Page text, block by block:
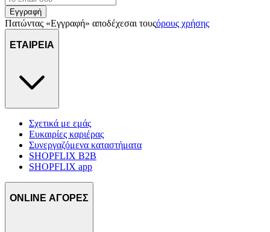
Εγγραφή
Πατώντας «Εγγραφή» αποδέχεσαι τουςόρους χρήσης
ΕΤΑΙΡΕΙΑ
Σχετικά με εμάς
Ευκαιρίες καριέρας
Συνεργαζόμενα καταστήματα
SHOPFLIX B2B
SHOPFLIX app
ONLINE ΑΓΟΡΕΣ